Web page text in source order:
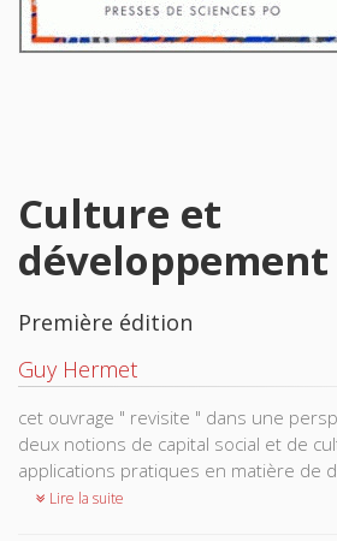
Culture et
développement
Première édition
Guy Hermet
cet ouvrage " revisite " dans une
deux notions de capital social et de
applications pratiques en matière de
Lire la suite